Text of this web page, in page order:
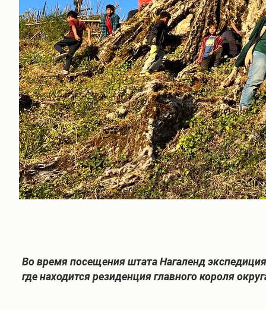
Во время посещения штата Нагаленд
где находится резиденция главного короля